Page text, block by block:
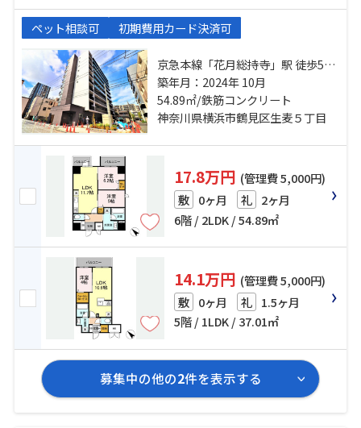
ペット相談可 初期費用カード決済可
京急本線「花月総持寺」駅 徒歩5分
京急本線「生麦」駅 徒歩10分 京急
本線「京急鶴見」駅 徒歩15分
築年月：2024年 10月
54.89㎡/鉄筋コンクリート
神奈川県横浜市鶴見区生麦５丁目
17.8万円 (管理費 5,000円)
敷 0ヶ月 礼 2ヶ月
6階 / 2LDK / 54.89㎡
14.1万円 (管理費 5,000円)
敷 0ヶ月 礼 1.5ヶ月
5階 / 1LDK / 37.01㎡
募集中の他の2件を表示する